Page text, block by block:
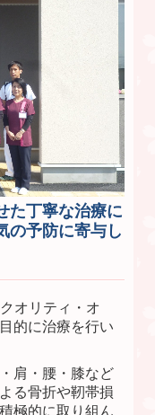
た丁寧な治療に
の予防に寄与し
オリティ・オ
的に治療を行い
肩・腰・膝など
る骨折や靭帯損
極的に取り組ん